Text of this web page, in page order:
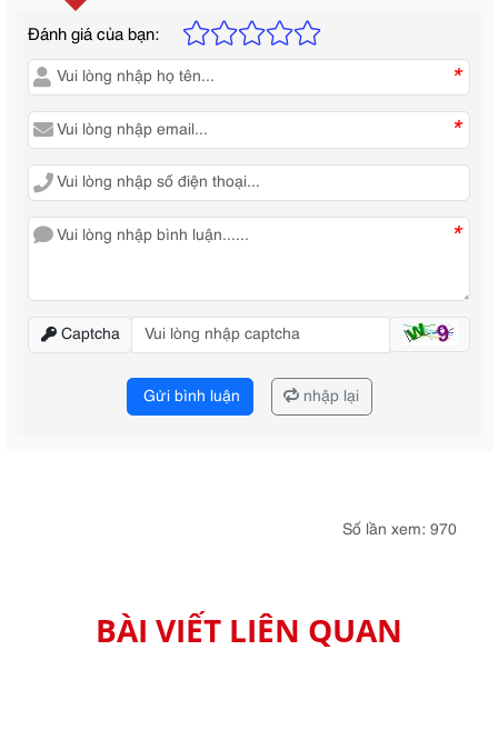
Đánh giá của bạn:
*
*
*
Captcha
Gửi bình luận nhập lại
Số lần xem: 970
BÀI VIẾT LIÊN QUAN